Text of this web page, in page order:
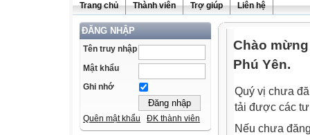
Trang chủ Thành viên Trợ giúp Liên hệ
ĐĂNG NHẬP
Tên truy nhập
Mật khẩu
Ghi nhớ
Quên mật khẩu ĐK thành viên
Chào
Phú Yên.
Quý vị chưa
tải được các
Nếu chưa